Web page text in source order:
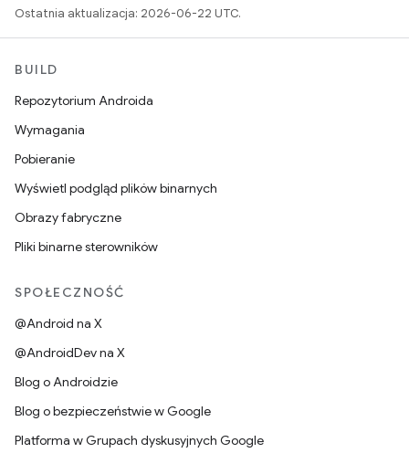
Ostatnia aktualizacja: 2026-06-22 UTC.
BUILD
Repozytorium Androida
Wymagania
Pobieranie
Wyświetl podgląd plików binarnych
Obrazy fabryczne
Pliki binarne sterowników
SPOŁECZNOŚĆ
@Android na X
@AndroidDev na X
Blog o Androidzie
Blog o bezpieczeństwie w Google
Platforma w Grupach dyskusyjnych Google